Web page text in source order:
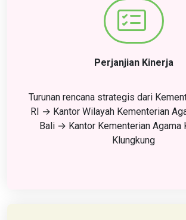
Perjanjian Kinerja
Turunan rencana strategis dari
RI → Kantor Wilayah Kementerian
Bali → Kantor Kementerian Agama
Klungkung